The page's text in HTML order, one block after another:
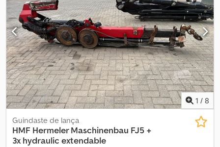
mais informações, entre em contacto com a ATS Norway.
1 / 8
Guindaste de lança
HMF Hermeler Maschinenbau FJ5 +
3x hydraulic extendable